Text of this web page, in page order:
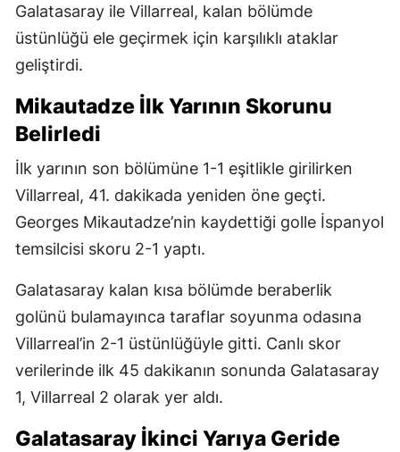
Galatasaray ile Villarreal, kalan bölümde
üstünlüğü ele geçirmek için karşılıklı ataklar
geliştirdi.
Mikautadze İlk Yarının Skorunu
Belirledi
İlk yarının son bölümüne 1-1 eşitlikle girilirken
Villarreal, 41. dakikada yeniden öne geçti.
Georges Mikautadze’nin kaydettiği golle İspanyol
temsilcisi skoru 2-1 yaptı.
Galatasaray kalan kısa bölümde beraberlik
golünü bulamayınca taraflar soyunma odasına
Villarreal’in 2-1 üstünlüğüyle gitti. Canlı skor
verilerinde ilk 45 dakikanın sonunda Galatasaray
1, Villarreal 2 olarak yer aldı.
Galatasaray İkinci Yarıya Geride